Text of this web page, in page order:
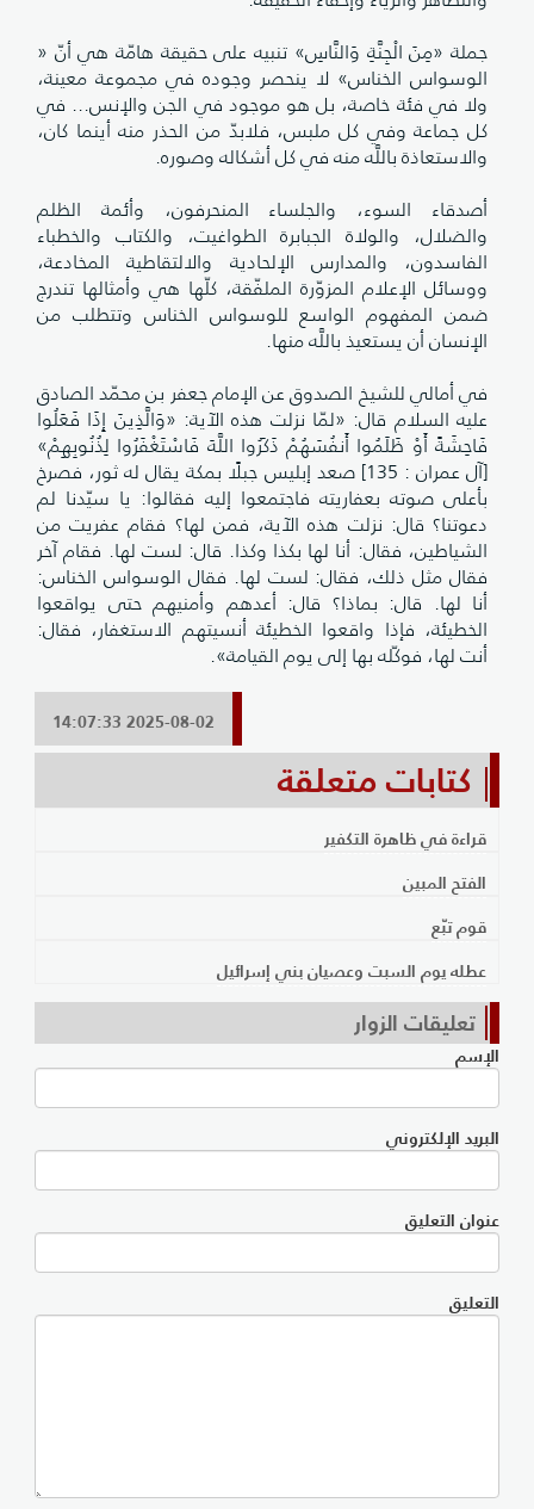
جملة «مِنَ الْجِنَّةِ وَالنَّاسِ» تنبيه على حقيقة هامّة هي أنّ «
الوسواس الخناس» لا ينحصر وجوده في مجموعة معينة،
ولا في فئة خاصة، بل هو موجود في الجن والإنس... في
كل جماعة وفي كل ملبس، فلابدّ من الحذر منه أينما كان،
والاستعاذة باللَّه منه في كل أشكاله وصوره.
أصدقاء السوء، والجلساء المنحرفون، وأئمة الظلم
والضلال، والولاة الجبابرة الطواغيت، والكتاب والخطباء
الفاسدون، والمدارس الإلحادية والالتقاطية المخادعة،
ووسائل الإعلام المزوّرة الملفّقة، كلّها هي وأمثالها تندرج
ضمن المفهوم الواسع للوسواس الخناس وتتطلب من
الإنسان أن يستعيذ باللَّه منها.
في أمالي للشيخ الصدوق عن الإمام جعفر بن محمّد الصادق
عليه السلام قال: «لمّا نزلت هذه الآية: «وَالَّذِينَ إِذَا فَعَلُوا
فَاحِشَةً أَوْ ظَلَمُوا أَنفُسَهُمْ ذَكَرُوا اللَّهَ فَاسْتَغْفَرُوا لِذُنُوبِهِمْ»
[آل عمران : 135] صعد إبليس جبلًا بمكة يقال له ثور، فصرخ
بأعلى صوته بعفاريته فاجتمعوا إليه فقالوا: يا سيّدنا لم
دعوتنا؟ قال: نزلت هذه الآية، فمن لها؟ فقام عفريت من
الشياطين، فقال: أنا لها بكذا وكذا. قال: لست لها. فقام آخر
فقال مثل ذلك، فقال: لست لها. فقال الوسواس الخناس:
أنا لها. قال: بماذا؟ قال: أعدهم وأمنيهم حتى يواقعوا
الخطيئة، فإذا واقعوا الخطيئة أنسيتهم الاستغفار، فقال:
أنت لها، فوكّله بها إلى يوم القيامة».
2025-08-02 14:07:33
كتابات متعلقة
قراءة في ظاهرة التكفير
الفتح المبين
قوم تبّع
عطله يوم السبت وعصيان بني إسرائيل
تعليقات الزوار
الإسم
البريد الإلكتروني
عنوان التعليق
التعليق